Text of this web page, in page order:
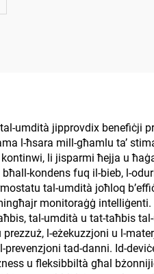
umdità jipprovdix
l-ħsara mill-għamlu ta’
li jisparmi ħejja u
kondens fuq il-bieb, l-
tal-umdità joħloq
monitoraġġ intelliġenti.
tal-umdità u tat-taħbis
l-eżekuzzjoni u l-
tad-danni. Id-
u fleksibbiltà għal